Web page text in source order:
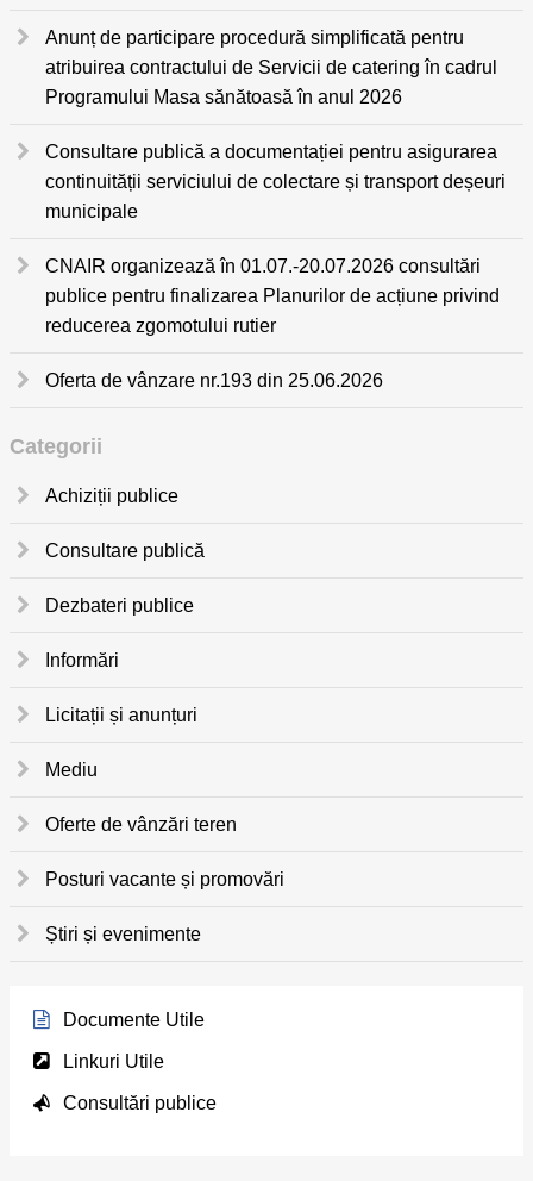
Anunț de participare procedură simplificată pentru
atribuirea contractului de Servicii de catering în cadrul
Programului Masa sănătoasă în anul 2026
Consultare publică a documentației pentru asigurarea
continuității serviciului de colectare și transport deșeuri
municipale
CNAIR organizează în 01.07.-20.07.2026 consultări
publice pentru finalizarea Planurilor de acțiune privind
reducerea zgomotului rutier
Oferta de vânzare nr.193 din 25.06.2026
Categorii
Achiziții publice
Consultare publică
Dezbateri publice
Informări
Licitații și anunțuri
Mediu
Oferte de vânzări teren
Posturi vacante și promovări
Știri și evenimente
Documente Utile
Linkuri Utile
Consultări publice